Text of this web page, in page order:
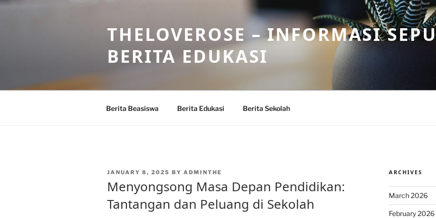
Skip
THELOVEROSE – INFORMASI
BERITA EDUKASI
Berita Beasiswa Berita Edukasi Berita Sekolah
POSTED
JANUARY 8, 2025 BY ADMINTHE
Menyongsong Masa Depan Pendidikan:
Tantangan dan Peluang di Sekolah
ARCHIVES
March 2026
February 2026